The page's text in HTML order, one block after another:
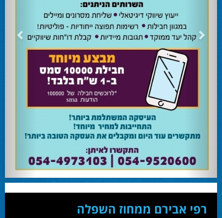
השרה מירי רגב קוראת לבוא ולהצביע ולהשפיע 24.02.24
השרה מירי רגב קוראת לבוא ולהצביע ולהשפיע בבחירות המוניציפליות שיתקיימו ביום
אוהד שגב הפסיד בעכו
עמיחי בן שלוש מקורבו של השר ניר ברקת ניצח את הבחירות בעכו ויכהן כראש העיר.
מחל זכתה במנדט אחד בבאר שבע
עו''ד אמנון כהן שעומד בראש רשימת מחל למועצת העיר זכה במנדט אחד ואילו שמעון
בוקר שהתמודד אף הוא למועצה לא הצליח להיבחר.
המשבר בליכוד העולמי 23.10.24
האם ההסכם של מיקי זוהר מחזק את הימין או השמאל? האם ההסכם חוקי או לא?שמירה
או הדחה? ומה יחליט בעתיד המרכז? עוד שנה בחירות בליכוד העולמי . הכל במגזין
המלא - עמ' 4.
רפי אבירם ממחוז השפלה